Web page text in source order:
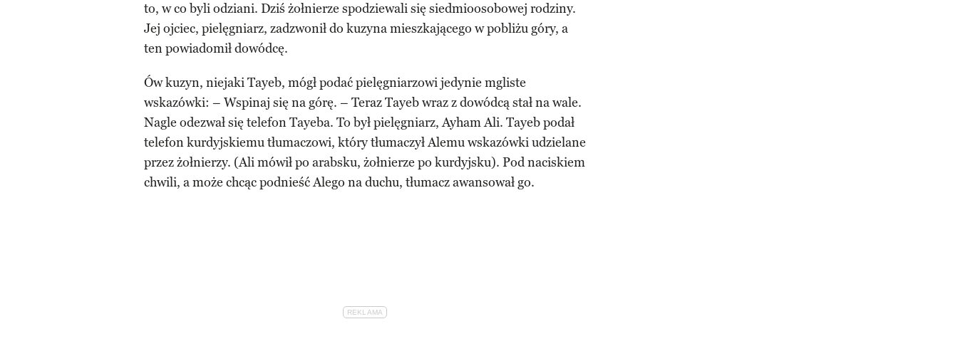
to, w co byli odziani. Dziś żołnierze spodziewali się siedmioosobowej rodziny.
Jej ojciec, pielęgniarz, zadzwonił do kuzyna mieszkającego w pobliżu góry, a
ten powiadomił dowódcę.
Ów kuzyn, niejaki Tayeb, mógł podać pielęgniarzowi jedynie mgliste
wskazówki: – Wspinaj się na górę. – Teraz Tayeb wraz z dowódcą stał na wale.
Nagle odezwał się telefon Tayeba. To był pielęgniarz, Ayham Ali. Tayeb podał
telefon kurdyjskiemu tłumaczowi, który tłumaczył Alemu wskazówki udzielane
przez żołnierzy. (Ali mówił po arabsku, żołnierze po kurdyjsku). Pod naciskiem
chwili, a może chcąc podnieść Alego na duchu, tłumacz awansował go.